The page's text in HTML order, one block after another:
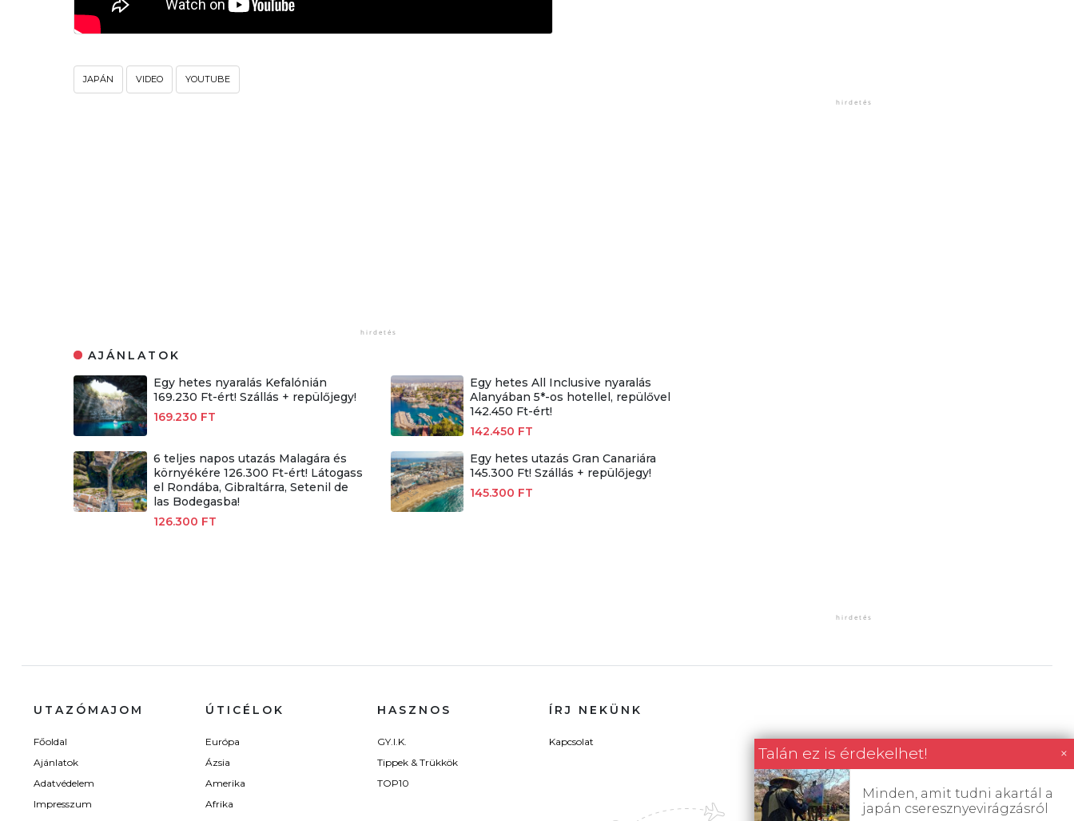
Talán ez is érdekelhet! ×
Minden, amit tudni akartál a
japán cseresznyevirágzásról
JAPÁN VIDEO YOUTUBE
AJÁNLATOK
Egy hetes nyaralás Kefalónián
169.230 Ft-ért! Szállás + repülőjegy!
169.230 FT
Egy hetes All Inclusive nyaralás
Alanyában 5*-os hotellel, repülővel
142.450 Ft-ért!
142.450 FT
6 teljes napos utazás Malagára és
környékére 126.300 Ft-ért! Látogass
el Rondába, Gibraltárra, Setenil de
las Bodegasba!
126.300 FT
Egy hetes utazás Gran Canariára
145.300 Ft! Szállás + repülőjegy!
145.300 FT
UTAZÓMAJOM
Főoldal
Ajánlatok
Adatvédelem
Impresszum
ÚTICÉLOK
Európa
Ázsia
Amerika
Afrika
HASZNOS
GY.I.K.
Tippek & Trükkök
TOP10
ÍRJ NEKÜNK
Kapcsolat